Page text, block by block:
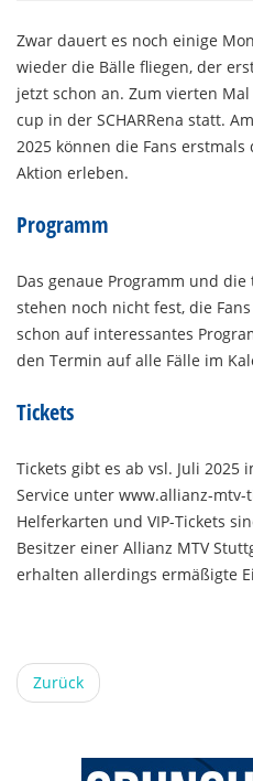
Zwar dauert es noch einige
wieder die Bälle fliegen, der
jetzt schon an. Zum vierten
cup in der SCHARRena statt.
2025 können die Fans
Aktion erleben.
Programm
Das genaue Programm und
stehen noch nicht fest, die
schon auf interessantes
den Termin auf alle Fälle im
Tickets
Tickets gibt es ab vsl. Juli 2025
Service unter www.allianz-mtv-
Helferkarten und VIP-Tickets
Besitzer einer Allianz MTV
erhalten allerdings ermäßigte
Zurück